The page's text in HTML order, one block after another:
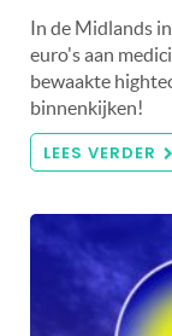
In de Midlands
euro's aan
bewaakte
binnenkijken!
LEES VERDER